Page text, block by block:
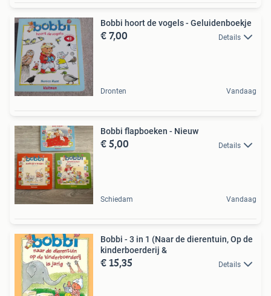
Bobbi hoort de vogels - Geluidenboekje
€ 7,00 Details
Dronten Vandaag
Bobbi flapboeken - Nieuw
€ 5,00 Details
Schiedam Vandaag
Bobbi - 3 in 1 (Naar de dierentuin, Op de
kinderboerderij &
€ 15,35 Details